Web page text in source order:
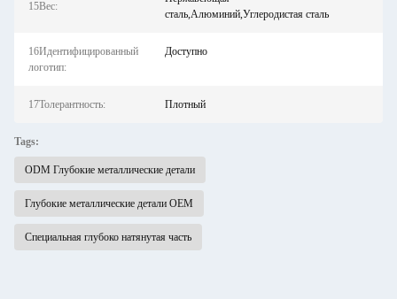
15Вес:
сталь,Алюминий,Углеродистая сталь
16Идентифицированный
логотип:
Доступно
17Толерантность: Плотный
Tags:
ODM Глубокие металлические детали
Глубокие металлические детали OEM
Специальная глубоко натянутая часть